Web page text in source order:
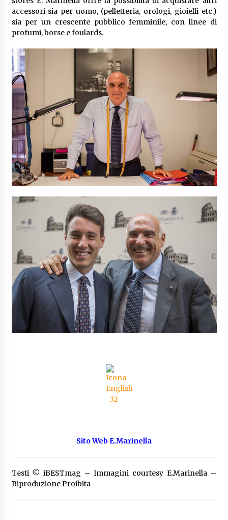
accessori sia per uomo, (pelletteria, orologi, gioielli etc.)
sia per un crescente pubblico femminile, con linee di
profumi, borse e foulards.
Sito Web E.Marinella
Testi © iBESTmag – Immagini courtesy E.Marinella –
Riproduzione Proibita